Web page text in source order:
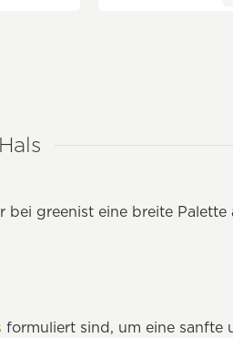
greenist eine breite Palette
formuliert sind, um eine sanfte